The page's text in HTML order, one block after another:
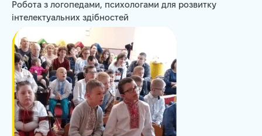
Робота з логопедами, психологами для розвитку
інтелектуальних здібностей